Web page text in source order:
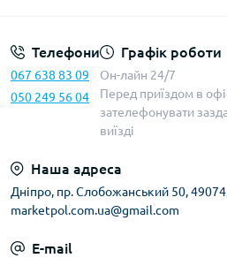
Телефони
067 638 83 09
050 249 56 04
Графік роботи
Он-лайн 24/7
Перед приїздом в
зателефонувати
виїзді
Наша адреса
Дніпро, пр. Слобожанський 50,
marketpol.com.ua@gmail.com
E-mail